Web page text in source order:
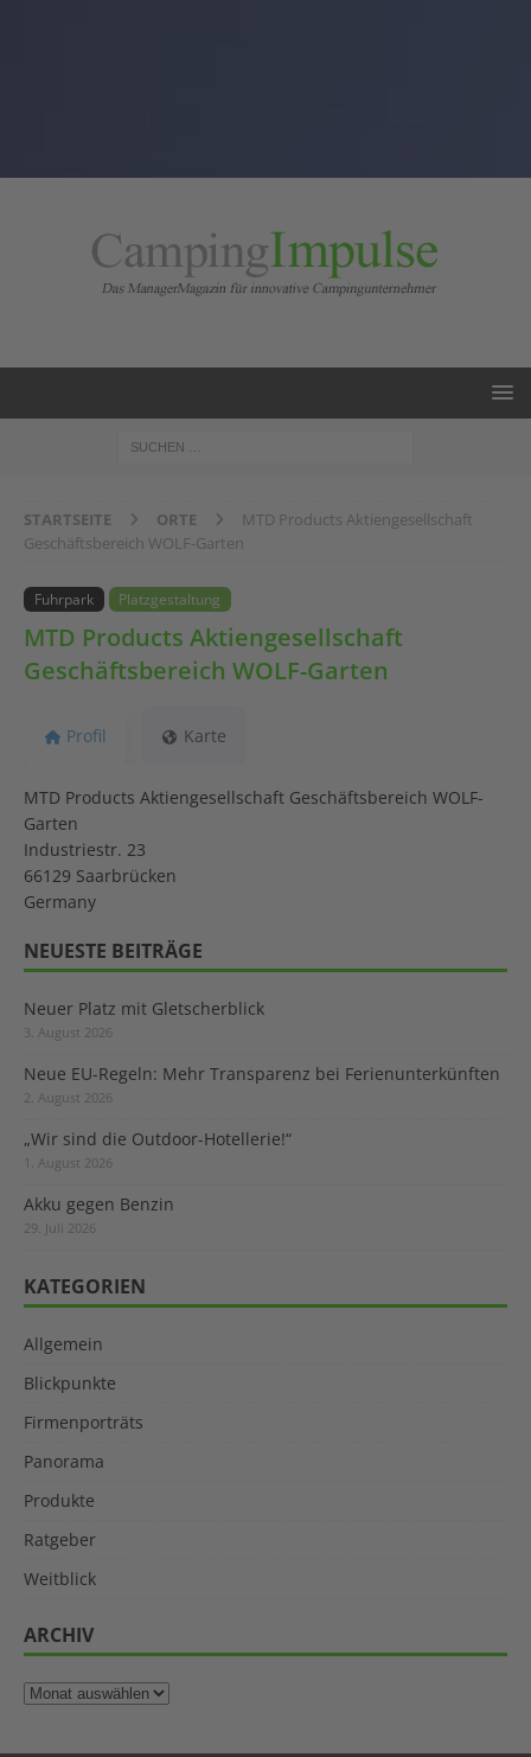
STARTSEITE ORTE
MTD Products Aktiengesellschaft
Geschäftsbereich WOLF-Garten
Fuhrpark Platzgestaltung
MTD Products Aktiengesellschaft
Geschäftsbereich WOLF-Garten
Profil Karte
MTD Products Aktiengesellschaft Geschäftsbereich WOLF-
Garten
Industriestr. 23
66129 Saarbrücken
Germany
NEUESTE BEITRÄGE
Neuer Platz mit Gletscherblick
3. August 2026
Neue EU-Regeln: Mehr Transparenz bei Ferienunterkünften
2. August 2026
„Wir sind die Outdoor-Hotellerie!“
1. August 2026
Akku gegen Benzin
29. Juli 2026
KATEGORIEN
Allgemein
Blickpunkte
Firmenporträts
Panorama
Produkte
Ratgeber
Weitblick
ARCHIV